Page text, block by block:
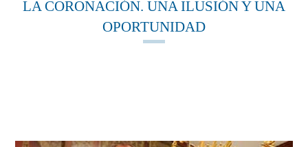
LA CORONACIÓN. UNA ILUSIÓN Y UNA
OPORTUNIDAD